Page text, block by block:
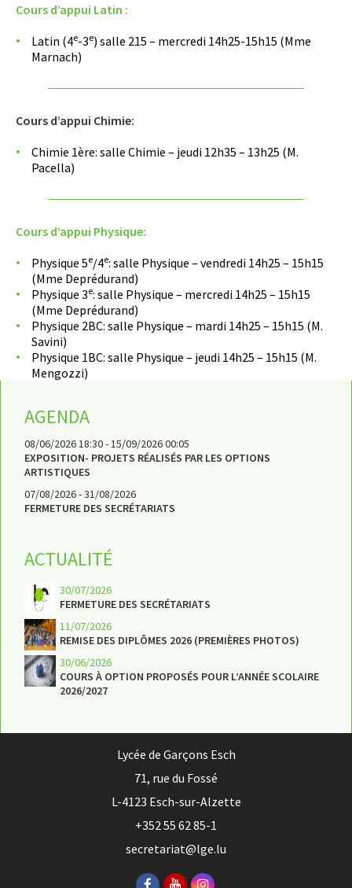
Cours d’appui Latin :
Latin (4e-3e) salle 215 – mercredi 14h25-15h15 (Mme
Marnach)
Cours d’appui Chimie:
Chimie 1ère: salle Chimie – jeudi 12h35 – 13h25 (M.
Pacella)
Cours d’appui Physique:
Physique 5e/4e: salle Physique – vendredi 14h25 – 15h15
(Mme Deprédurand)
Physique 3e: salle Physique – mercredi 14h25 – 15h15
(Mme Deprédurand)
Physique 2BC: salle Physique – mardi 14h25 – 15h15 (M.
Savini)
Physique 1BC: salle Physique – jeudi 14h25 – 15h15 (M.
Mengozzi)
AGENDA
08/06/2026 18:30 - 15/09/2026 00:05
EXPOSITION- PROJETS RÉALISÉS PAR LES OPTIONS
ARTISTIQUES
07/08/2026 - 31/08/2026
FERMETURE DES SECRÉTARIATS
ACTUALITÉ
30/07/2026
FERMETURE DES SECRÉTARIATS
11/07/2026
REMISE DES DIPLÔMES 2026 (PREMIÈRES PHOTOS)
30/06/2026
COURS À OPTION PROPOSÉS POUR L’ANNÉE SCOLAIRE
2026/2027
Lycée de Garçons Esch
71, rue du Fossé
L-4123 Esch-sur-Alzette
+352 55 62 85-1
secretariat@lge.lu